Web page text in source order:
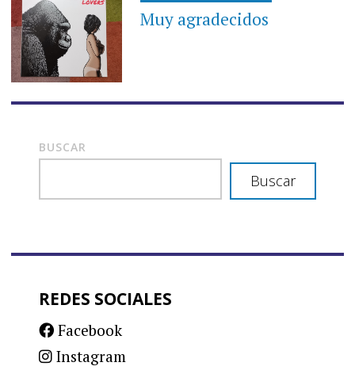
Muy agradecidos
BUSCAR
Buscar
REDES SOCIALES
Facebook
Instagram